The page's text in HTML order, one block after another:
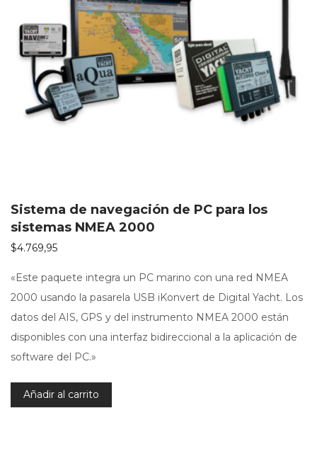
Sistema de navegación de PC para los
sistemas NMEA 2000
$4.769,95
«Este paquete integra un PC marino con una red NMEA
2000 usando la pasarela USB iKonvert de Digital Yacht. Los
datos del AIS, GPS y del instrumento NMEA 2000 están
disponibles con una interfaz bidireccional a la aplicación de
software del PC.»
Añadir al carrito